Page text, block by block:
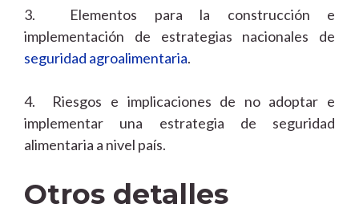
3. Elementos para la construcción e
implementación de estrategias nacionales de
seguridad agroalimentaria.
4. Riesgos e implicaciones de no adoptar e
implementar una estrategia de seguridad
alimentaria a nivel país.
Otros detalles